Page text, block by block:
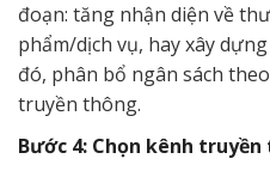
đoạn: tăng nhận diện về
phẩm/dịch vụ, hay xây
đó, phân bổ ngân sách
truyền thông.
Bước 4: Chọn kênh